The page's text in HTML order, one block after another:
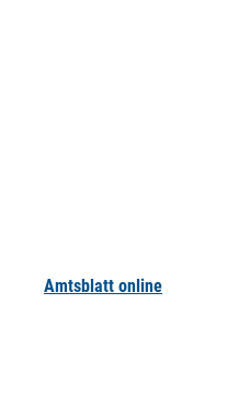
Amtsblatt online